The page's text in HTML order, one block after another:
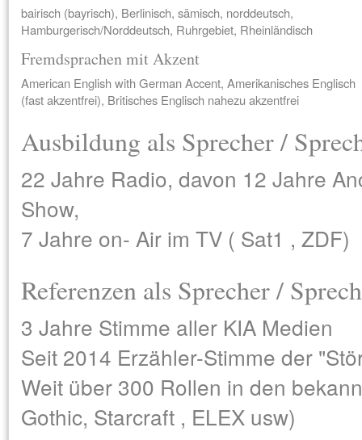
bairisch (bayrisch), Berlinisch, sämisch, norddeutsch,
Hamburgerisch/Norddeutsch, Ruhrgebiet, Rheinländisch
Fremdsprachen mit Akzent
American English with German Accent, Amerikanisches Englisch
(fast akzentfrei), Britisches Englisch nahezu akzentfrei
Ausbildung als Sprecher /
22 Jahre Radio, davon 12 Jahre
Show,
7 Jahre on- Air im TV ( Sat1 , ZDF)
Referenzen als Sprecher /
3 Jahre Stimme aller KIA Medien
Seit 2014 Erzähler-Stimme der
Weit über 300 Rollen in den
Gothic, Starcraft , ELEX usw)